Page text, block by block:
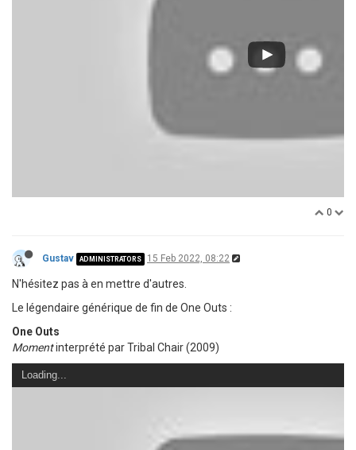
0
Gustav ADMINISTRATORS 15 Feb 2022, 08:22
N'hésitez pas à en mettre d'autres.
Le légendaire générique de fin de One Outs :
One Outs
Momentinterprété par Tribal Chair (2009)
Loading...